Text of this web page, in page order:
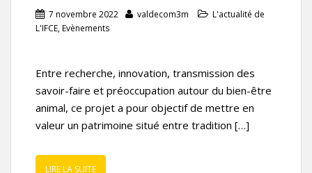
7 novembre 2022 valdecom3m
L'actualité de
L'IFCE,Evènements
Entre recherche, innovation, transmission des
savoir-faire et préoccupation autour du bien-être
animal, ce projet a pour objectif de mettre en
valeur un patrimoine situé entre tradition […]
LIRE LA SUITE